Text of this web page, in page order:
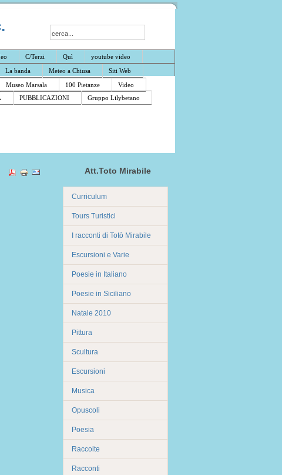
C/Terzi Quì
youtube video
La banda Meteo a Chiusa
Siti Web
Museo Marsala 100 Pietanze
Video
PUBBLICAZIONI Gruppo Lilybetano
Att.Toto Mirabile
Curriculum
Tours Turistici
I racconti di Totò Mirabile
Escursioni e Varie
Poesie in Italiano
Poesie in Siciliano
Natale 2010
Pittura
Scultura
Escursioni
Musica
Opuscoli
Poesia
Raccolte
Racconti